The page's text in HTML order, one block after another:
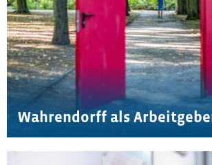
Wahrendorff als